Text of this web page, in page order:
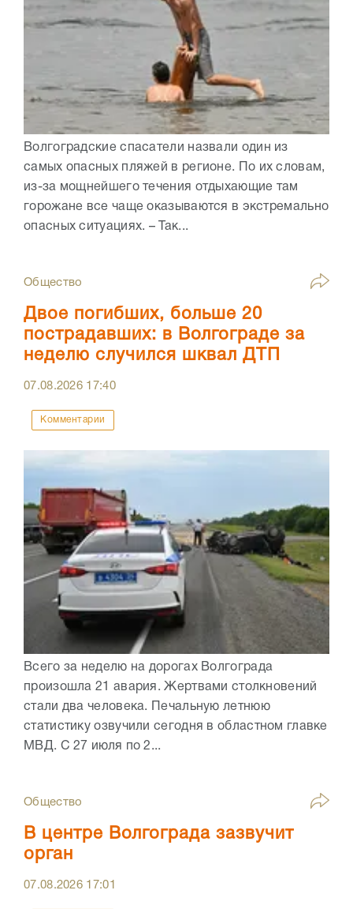
Волгоградские спасатели назвали один из
самых опасных пляжей в регионе. По их словам,
из-за мощнейшего течения отдыхающие там
горожане все чаще оказываются в экстремально
опасных ситуациях. – Так...
Общество
Двое погибших, больше 20
пострадавших: в Волгограде за
неделю случился шквал ДТП
07.08.2026 17:40
Комментарии
Всего за неделю на дорогах Волгограда
произошла 21 авария. Жертвами столкновений
стали два человека. Печальную летнюю
статистику озвучили сегодня в областном главке
МВД. С 27 июля по 2...
Общество
В центре Волгограда зазвучит
орган
07.08.2026 17:01